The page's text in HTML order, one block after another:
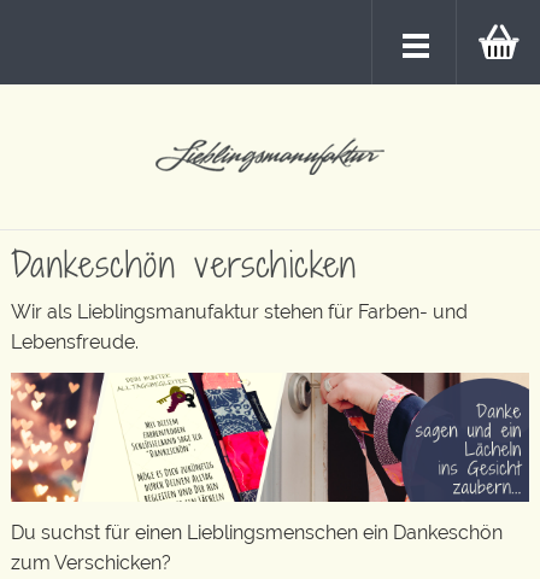
Dankeschön verschicken
Wir als Lieblingsmanufaktur stehen für Farben- und
Lebensfreude.
Du suchst für einen Lieblingsmenschen ein Dankeschön
zum Verschicken?